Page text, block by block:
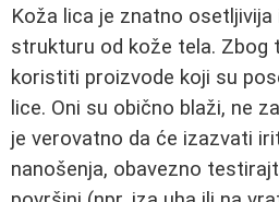
Koža lica je znatno osetljivija
strukturu od kože tela. Zbog
koristiti proizvode koji su
lice. Oni su obično blaži, ne
je verovatno da će izazvati
nanošenja, obavezno